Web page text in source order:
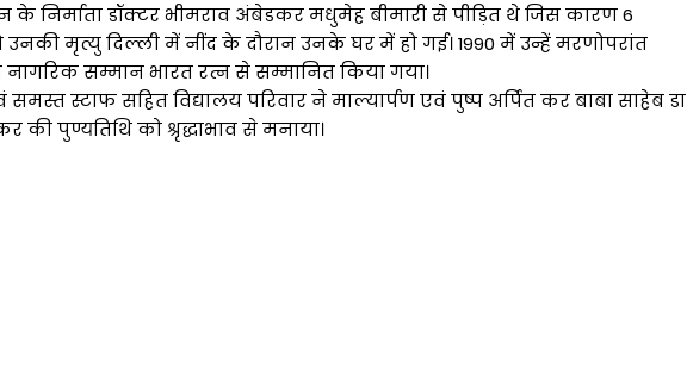
के निर्माता डॉक्टर भीमराव अंबेडकर मधुमेह बीमारी से पीड़ित थे जिस कारण 6
उनकी मृत्यु दिल्ली में नींद के दौरान उनके घर में हो गई। 1990 में उन्हें मरणोपरांत
नागरिक सम्मान भारत रत्न से सम्मानित किया गया।
समस्त स्टाफ सहित विद्यालय परिवार ने माल्यार्पण एवं पुष्प अर्पित कर बाबा साहेब डा
की पुण्यतिथि को श्रृद्धाभाव से मनाया।